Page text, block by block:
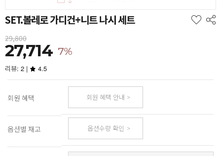
SET.볼레로 가디건+니트 나시 세트
29,800
27,714 7%
리뷰: 2 | 4.5
회원 혜택 회원 혜택 안내
옵션별 재고 옵션수량 확인